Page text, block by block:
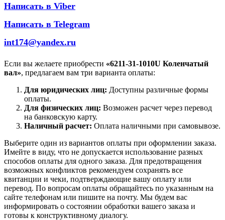
Написать в Viber
Написать в Telegram
int174@yandex.ru
Если вы желаете приобрести «6211-31-1010U Коленчатый
вал», предлагаем вам три варианта оплаты:
Для юридических лиц: Доступны различные формы
оплаты.
Для физических лиц: Возможен расчет через перевод
на банковскую карту.
Наличный расчет: Оплата наличными при самовывозе.
Выберите один из вариантов оплаты при оформлении заказа.
Имейте в виду, что не допускается использование разных
способов оплаты для одного заказа. Для предотвращения
возможных конфликтов рекомендуем сохранять все
квитанции и чеки, подтверждающие вашу оплату или
перевод. По вопросам оплаты обращайтесь по указанным на
сайте телефонам или пишите на почту. Мы будем вас
информировать о состоянии обработки вашего заказа и
готовы к конструктивному диалогу.